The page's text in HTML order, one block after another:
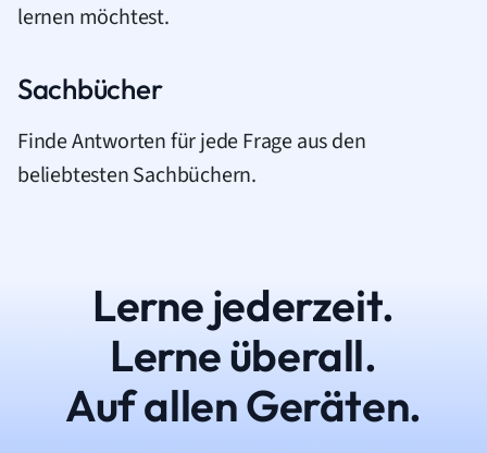
lernen möchtest.
Sachbücher
Finde Antworten für jede Frage aus den
beliebtesten Sachbüchern.
Lerne jederzeit.
Lerne überall.
Auf allen Geräten.